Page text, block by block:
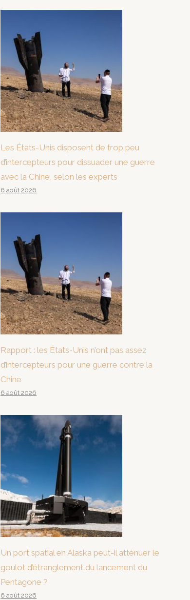
Les États-Unis disposent de trop peu
d’intercepteurs pour dissuader une guerre
avec la Chine, selon les experts
6 août 2026
Rapport : les États-Unis n’ont pas assez
d’intercepteurs pour une guerre contre la
Chine
6 août 2026
Un port spatial en Alaska peut-il atténuer le
goulot d’étranglement du lancement du
Pentagone ?
6 août 2026